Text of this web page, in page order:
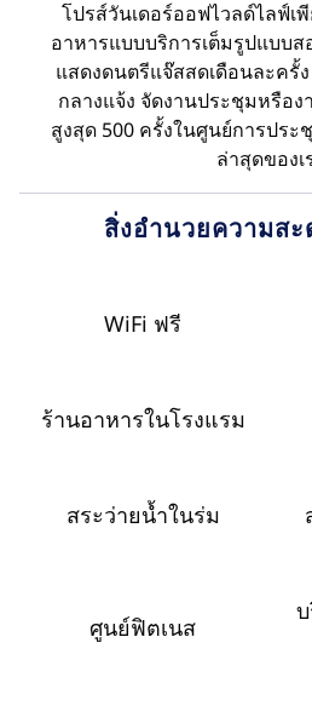
โปรส์วันเดอร์ออฟไวลด์ไลฟ์เ
อาหารแบบบริการเต็มรูปแบบส
แสดงดนตรีแจ๊สสดเดือนละครั้
กลางแจ้ง จัดงานประชุมหรือ
สูงสุด 500 ครั้งในศูนย์การปร
ล่าสุดของเ
สิ่งอํานวยความสะ
WiFi ฟรี
ร้านอาหารในโรงแรม
สระว่ายน้ำในร่ม
ศูนย์ฟิตเนส